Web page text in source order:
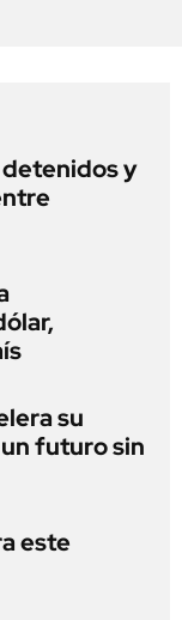
y
su
futuro sin
este